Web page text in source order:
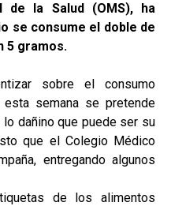
de la Salud (OMS), ha
se consume el doble de
5 gramos.
sobre el consumo
semana se pretende
dañino que puede ser su
que el Colegio Médico
entregando algunos
de los alimentos